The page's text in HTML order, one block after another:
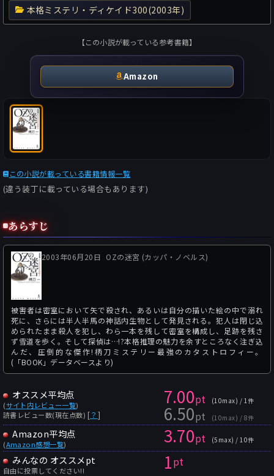
本格ミステリ・ディケイド300(2003年)
【この小説が載っている参考書籍】
Amazon
この小説が載っている書籍情報一覧
(違う装丁に載っている場合もあります)
あらすじ
2003年06月20日 OZの迷宮 (カッパ・ノベルス)
被害者は密室において矢で殺され、あるいは自分の描いた絵の中で溺れ
死に、さらには半人半馬の神話内生物として発見される。犯人は閉じ込
められたまま殺人を犯し、わら一本を残して密室を構成し、足跡を残さ
ず雪道を歩く。そして探偵は…!?本格推理の魅力を余すところなく注ぎ込
んだ、圧倒的な傑作!柄刀ミステリー最強のカタストロフィー。
(「BOOK」データベースより)
オススメ平均点
(サイト内レビュー一覧)
読書レビュー数(現在点数) [？ ]
7.00pt (10max) / 1件
6.50pt (10max) / 8件
Amazon平均点
(Amazon感想一覧) 3.70pt (5max) / 10件
みんなの オススメpt
自由に投票してください!! 1pt